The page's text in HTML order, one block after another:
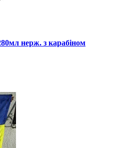
нерж. з карабіном